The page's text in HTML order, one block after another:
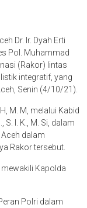
Dr. Ir. Dyah Erti
Pol. Muhammad
(Rakor) lintas
integratif, yang
Senin (4/10/21).
M. M, melalui Kabid
I. K., M. Si, dalam
dalam
Rakor tersebut.
Kapolda
Polri dalam